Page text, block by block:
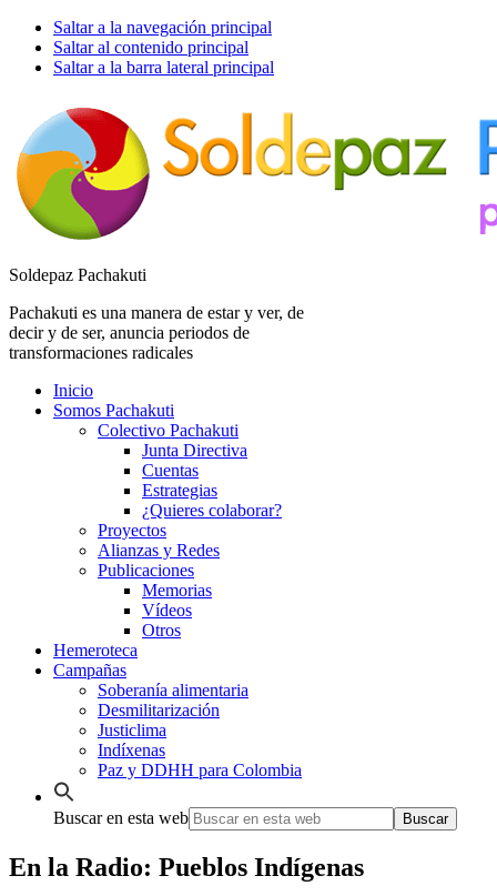
Saltar a la navegación principal
Saltar al contenido principal
Saltar a la barra lateral principal
Soldepaz Pachakuti
Pachakuti es una manera de estar y ver, de
decir y de ser, anuncia periodos de
transformaciones radicales
Inicio
Somos Pachakuti
Colectivo Pachakuti
Junta Directiva
Cuentas
Estrategias
¿Quieres colaborar?
Proyectos
Alianzas y Redes
Publicaciones
Memorias
Vídeos
Otros
Hemeroteca
Campañas
Soberanía alimentaria
Desmilitarización
Justiclima
Indíxenas
Paz y DDHH para Colombia
Buscar en esta web
En la Radio: Pueblos Indígenas